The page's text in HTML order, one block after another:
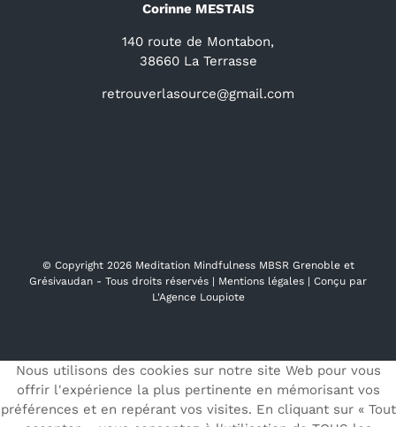
Corinne MESTAIS
140 route de Montabon,
38660 La Terrasse
retrouverlasource@gmail.com
© Copyright 2026 Meditation Mindfulness MBSR Grenoble et
Grésivaudan - Tous droits réservés | Mentions légales | Conçu par
L'Agence Loupiote
Nous utilisons des cookies sur notre site Web pour vous
offrir l'expérience la plus pertinente en mémorisant vos
préférences et en repérant vos visites. En cliquant sur « Tout